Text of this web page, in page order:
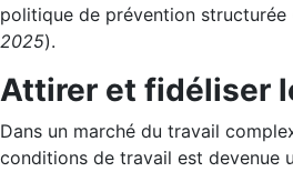
politique de prévention structurée
2025).
Attirer et fidéliser
Dans un marché du travail
conditions de travail est devenue